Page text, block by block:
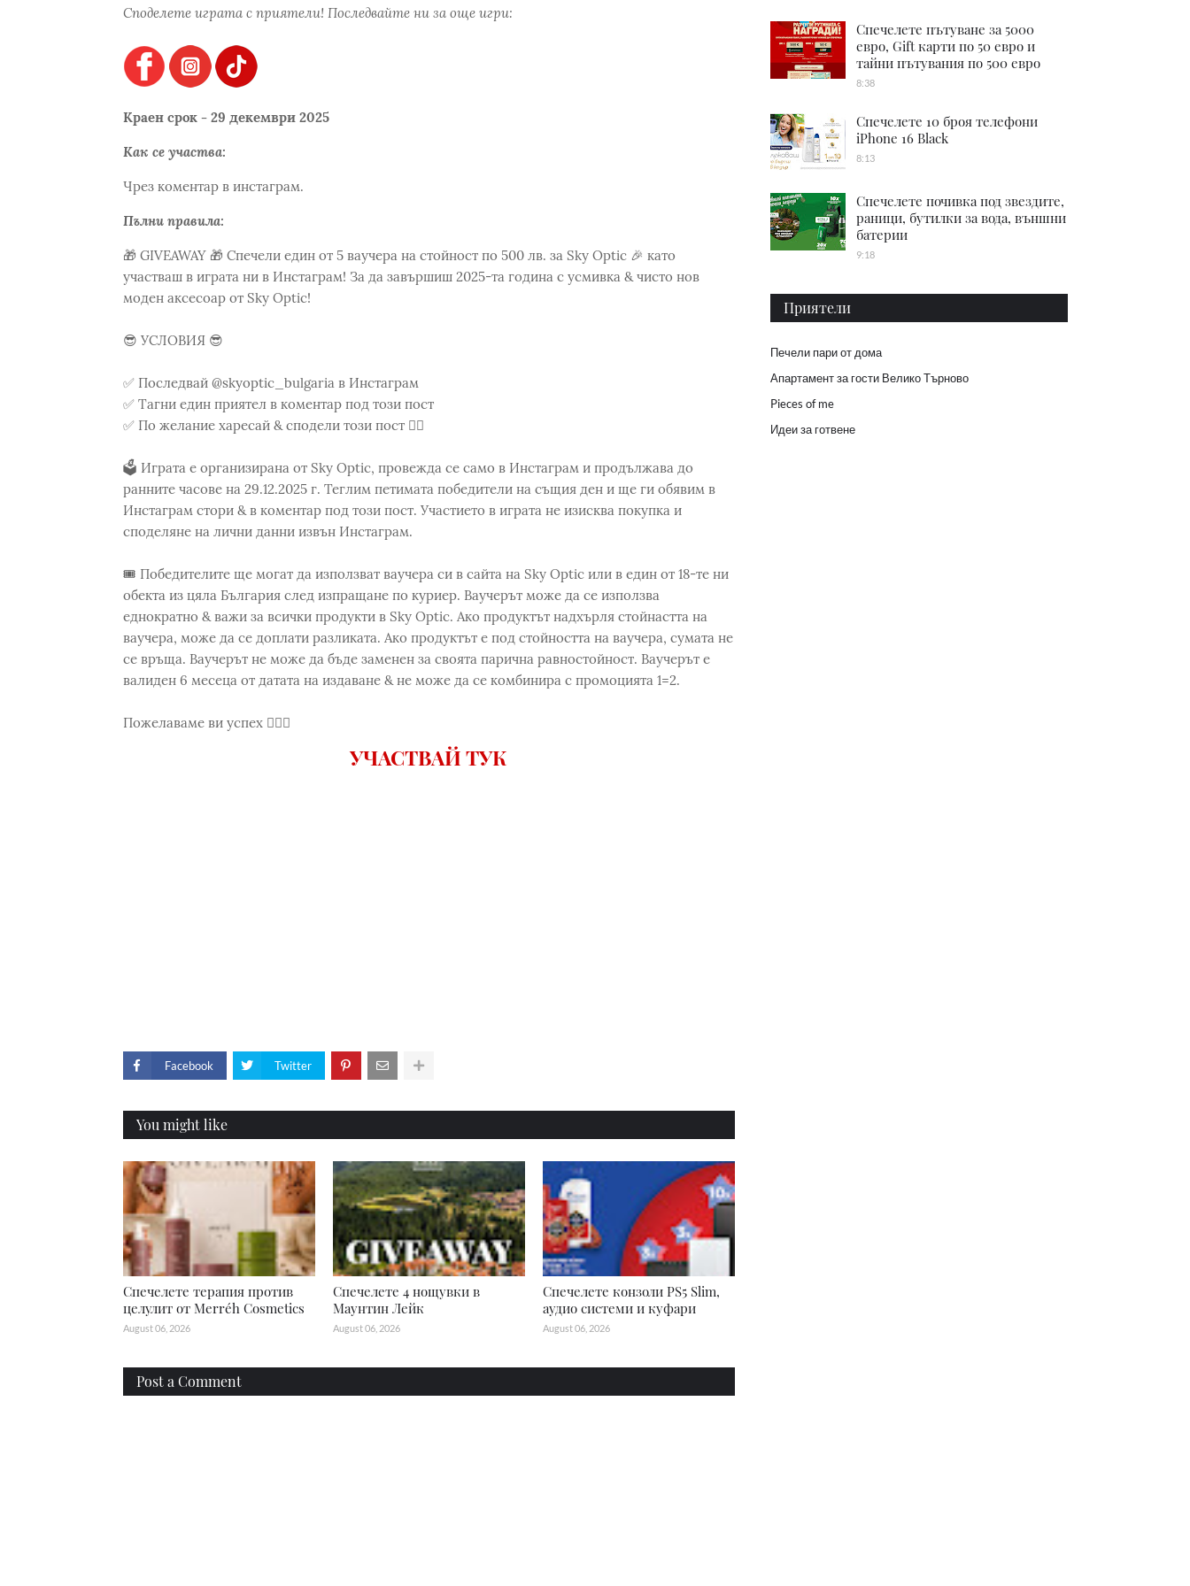
Споделете играта с приятели! Последвайте ни за още игри:
Краен срок - 29 декември 2025
Как се участва:
Чрез коментар в инстаграм.
Пълни правила:
🎁 GIVEAWAY 🎁 Спечели един от 5 ваучера на стойност по 500 лв. за Sky Optic 🎉 като
участваш в играта ни в Инстаграм! За да завършиш 2025-та година с усмивка & чисто нов
моден аксесоар от Sky Optic!
😎 УСЛОВИЯ 😎
✅ Последвай @skyoptic_bulgaria в Инстаграм
✅ Тагни един приятел в коментар под този пост
✅ По желание харесай & сподели този пост 👍🏻
🗳️ Играта е организирана от Sky Optic, провежда се само в Инстаграм и продължава до
ранните часове на 29.12.2025 г. Теглим петимата победители на същия ден и ще ги обявим в
Инстаграм стори & в коментар под този пост. Участието в играта не изисква покупка и
споделяне на лични данни извън Инстаграм.
🎟️ Победителите ще могат да използват ваучера си в сайта на Sky Optic или в един от 18-те ни
обекта из цяла България след изпращане по куриер. Ваучерът може да се използва
еднократно & важи за всички продукти в Sky Optic. Ако продуктът надхърля стойнастта на
ваучера, може да се доплати разликата. Ако продуктът е под стойността на ваучера, сумата не
се връща. Ваучерът не може да бъде заменен за своята парична равностойност. Ваучерът е
валиден 6 месеца от датата на издаване & не може да се комбинира с промоцията 1=2.
Пожелаваме ви успех 👍🏻🥳
УЧАСТВАЙ ТУК
Facebook Twitter
You might like
Спечелете терапия против
целулит от Merréh Cosmetics
August 06, 2026
Спечелете 4 нощувки в
Маунтин Лейк
August 06, 2026
Спечелете конзоли PS5 Slim,
аудио системи и куфари
August 06, 2026
Post a Comment
Спечелете пътуване за 5000
евро, Gift карти по 50 евро и
тайни пътувания по 500 евро
8:38
Спечелете 10 броя телефони
iPhone 16 Black
8:13
Спечелете почивка под звездите,
раници, бутилки за вода, външни
батерии
9:18
Приятели
Печели пари от дома
Апартамент за гости Велико Търново
Pieces of me
Идеи за готвене